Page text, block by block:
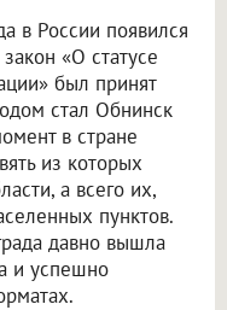
в России появился
«О статусе
был принят
стал Обнинск
в стране
из которых
а всего их,
пунктов.
давно вышла
и успешно